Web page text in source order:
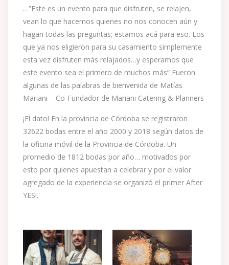
…”Este es un evento para que disfruten, se relajen,
vean lo que hacemos quienes no nos conocen aún y
hagan todas las preguntas; estamos acá para eso. Los
que ya nos eligieron para su casamiento simplemente
esta vez disfruten más relajados…y esperamos que
este evento sea el primero de muchos más” Fueron
algunas de las palabras de bienvenida de Matías
Mariani – Co-Fundador de Mariani Catering & Planners
¡El dato! En la provincia de Córdoba se registraron
32622 bodas entre el año 2000 y 2018 según datos de
la oficina móvil de la Provincia de Córdoba. Un
promedio de 1812 bodas por año… motivados por
esto por quienes apuestan a celebrar y por el valor
agregado de la experiencia se organizó el primer After
YES!.